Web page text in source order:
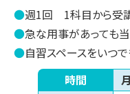
●週1回
1科目から受
●急な用事があっても
●自習スペースをいつ
時間
月